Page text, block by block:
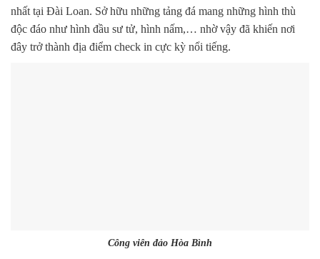
nhất tại Đài Loan. Sở hữu những tảng đá mang những hình thù
độc đáo như hình đầu sư tử, hình nấm,… nhờ vậy đã khiến nơi
đây trở thành địa điểm check in cực kỳ nổi tiếng.
Công viên đảo Hòa Bình